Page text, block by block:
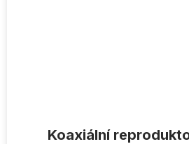
Koaxiální